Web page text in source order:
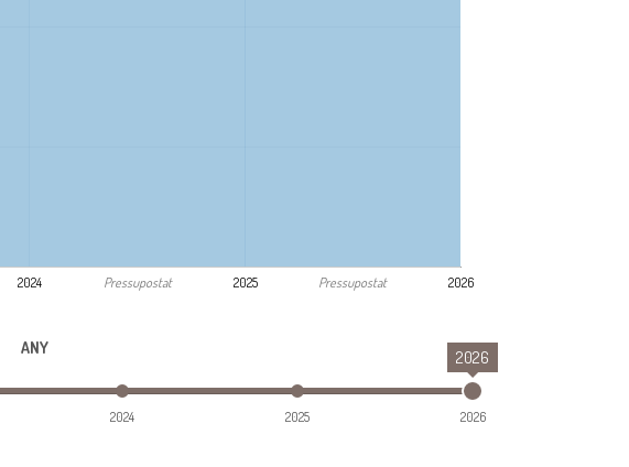
2024 2025 2026
Pressupostat Pressupostat
ANY 2026
2024 2025 2026